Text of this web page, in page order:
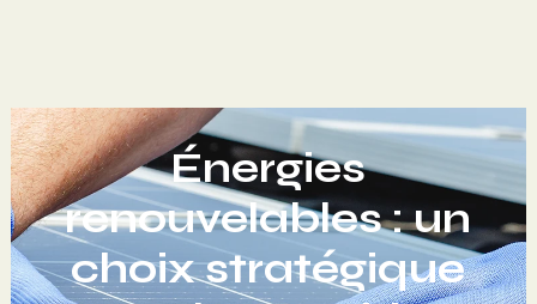
Énergies
renouvelables : un
choix stratégique